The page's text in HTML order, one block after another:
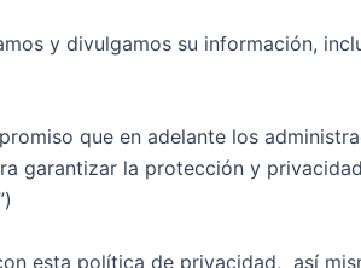
y divulgamos su información,
que en adelante los
garantizar la protección y
esta política de privacidad, así